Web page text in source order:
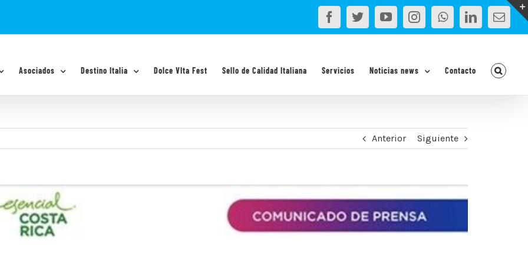
Facebook
TwitterYouTubeInstagramWhatsAppLinkedIn
Asociados Destino Italia Dolce VIta Fest Sello de Calidad Italiana Servicios Noticias news Contacto
Anterior Siguiente